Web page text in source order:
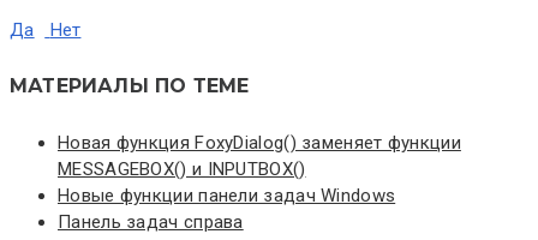
Да Нет
МАТЕРИАЛЫ ПО ТЕМЕ
Новая функция FoxyDialog() заменяет функции
MESSAGEBOX() и INPUTBOX()
Новые функции панели задач Windows
Панель задач справа